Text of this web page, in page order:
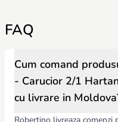
FAQ
Cum comand
- Carucior 2/1
cu livrare in